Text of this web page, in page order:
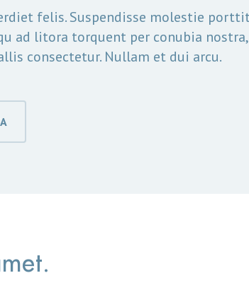
felis. Suspendisse molestie
ad litora torquent per conubia
consectetur. Nullam et dui arcu.